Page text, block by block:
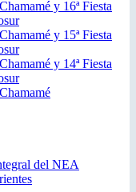
y 16ª Fiesta
y 15ª Fiesta
y 14ª Fiesta
del NEA